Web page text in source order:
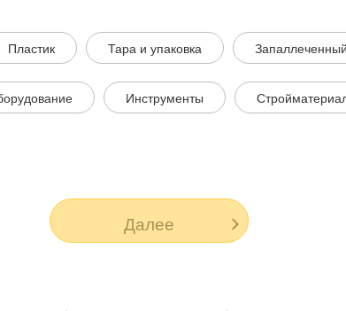
Пластик Тара и упаковка
Инструменты
Далее